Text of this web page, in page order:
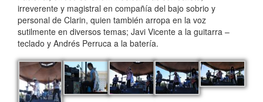
irreverente y magistral en compañía del bajo sobrio y
personal de Clarin, quien también arropa en la voz
sutilmente en diversos temas; Javi Vicente a la guitarra –
teclado y Andrés Perruca a la batería.